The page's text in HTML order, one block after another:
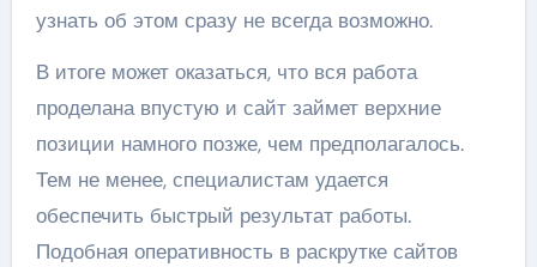
узнать об этом сразу не всегда возможно.
В итоге может оказаться, что вся работа
проделана впустую и сайт займет верхние
позиции намного позже, чем предполагалось.
Тем не менее, специалистам удается
обеспечить быстрый результат работы.
Подобная оперативность в раскрутке сайтов